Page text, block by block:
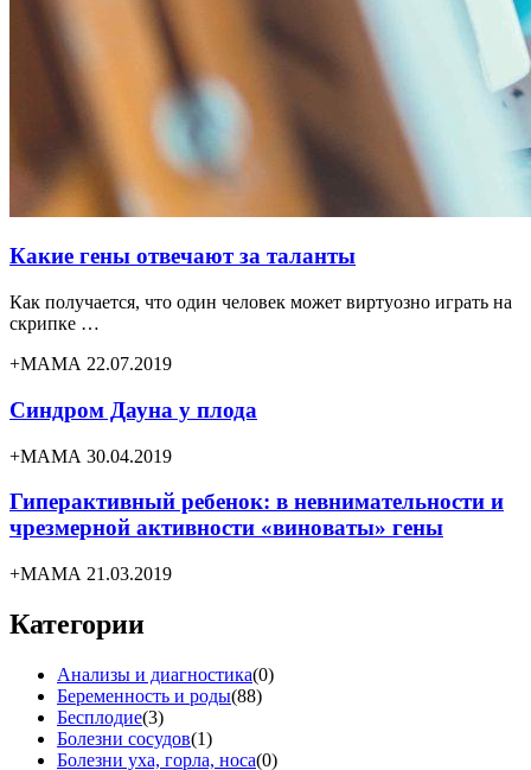
Какие гены отвечают за таланты
Как получается, что один человек может виртуозно играть на
скрипке …
+МАМА 22.07.2019
Синдром Дауна у плода
+МАМА 30.04.2019
Гиперактивный ребенок: в невнимательности и
чрезмерной активности «виноваты» гены
+МАМА 21.03.2019
Категории
Анализы и диагностика(0)
Беременность и роды(88)
Бесплодие(3)
Болезни сосудов(1)
Болезни уха, горла, носа(0)